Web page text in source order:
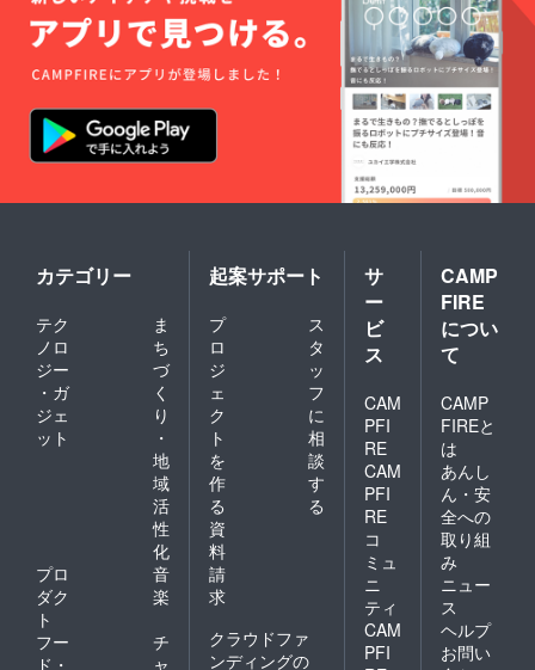
カテゴリー
テク
ノロ
ジー
・ガ
ジェ
ット
ま
ち
づ
く
り
・
地
域
活
性
化
プロ
ダク
ト
音
楽
フー
ド・
チ
ャ
起案サポート
プ
ロ
ジ
ェ
ク
ト
を
作
る
ス
タ
ッ
フ
に
相
談
す
る
資
料
請
求
クラウドファ
ンディングの
サ
ー
ビ
ス
CAM
PFI
RE
CAM
PFI
RE
コ
ミュ
ニ
ティ
CAM
PFI
CAMP
FIRE
につい
て
CAMP
FIREと
は
あんし
ん・安
全への
取り組
み
ニュー
ス
ヘルプ
お問い